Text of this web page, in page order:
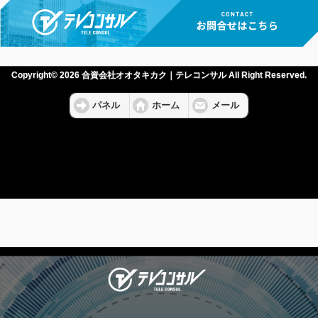
Copyright© 2026 合資会社オオタキカク｜テレコンサル All Right Reserved.
パネル ホーム メール